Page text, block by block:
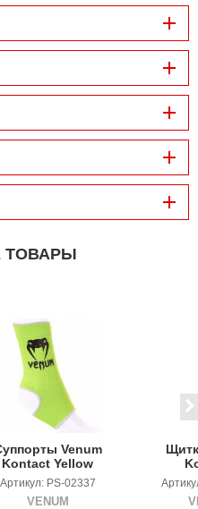
ТОВАРЫ
Venum
Kontact Yellow
Артикул: PS-02337
VENUM